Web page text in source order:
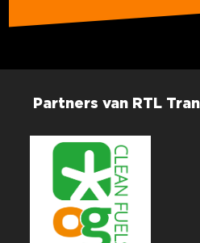
Partners van RTL